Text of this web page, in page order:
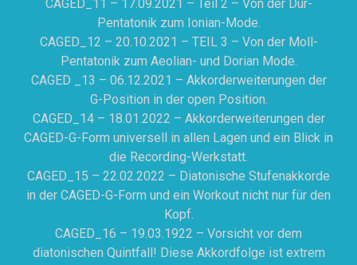
CAGED_11 – 17.09.2021 – Teil 2 – Von der Dur-
Pentatonik zum Ionian-Mode.
CAGED_12 – 20.10.2021 – TEIL 3 – Von der Moll-
Pentatonik zum Aeolian- und Dorian Mode.
CAGED _13 – 06.12.2021 – Akkorderweiterungen der
G-Position in der open Position.
CAGED_14 – 18.01.2022 – Akkorderweiterungen der
CAGED-G-Form universell in allen Lagen und ein Blick in
die Recording-Werkstatt.
CAGED_15 – 22.02.2022 – Diatonische Stufenakkorde
in der CAGED-G-Form und ein Workout nicht nur für den
Kopf.
CAGED_16 – 19.03.1922 – Vorsicht vor dem
diatonischen Quintfall! Diese Akkordfolge ist extrem